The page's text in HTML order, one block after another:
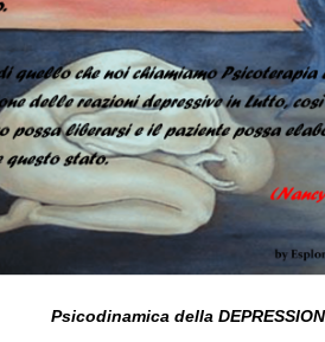
Psicodinamica della